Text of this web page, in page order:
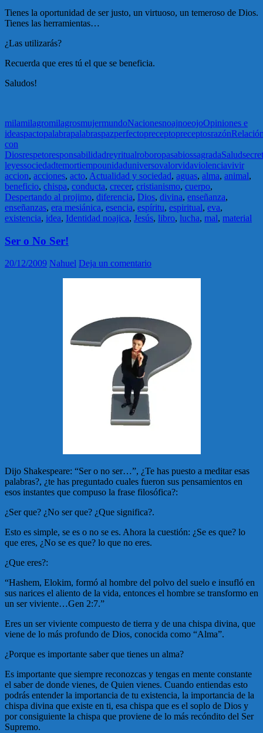
Tienes la oportunidad de ser justo, un virtuoso, un temeroso de Dios.
Tienes las herramientas…
¿Las utilizarás?
Recuerda que eres tú el que se beneficia.
Saludos!
milamilagromilagrosmujermundoNacionesnoajnoeojoOpiniones e
ideaspactopalabrapalabraspazperfectopreceptopreceptosrazón
con
DiosrespetoresponsabilidadreyritualroboropasabiossagradaSalud
leyessociedadtemortiempounidaduniversovalorvidaviolenciavivir
accion, acciones, acto, Actualidad y sociedad, aguas, alma, animal,
beneficio, chispa, conducta, crecer, cristianismo, cuerpo,
Despertando al projimo, diferencia, Dios, divina, enseñanza,
enseñanzas, era mesiánica, esencia, espíritu, espiritual, eva,
existencia, idea, Identidad noajica, Jesús, libro, lucha, mal, material
Ser o No Ser!
20/12/2009 Nahuel Deja un comentario
Dijo Shakespeare: “Ser o no ser…”, ¿Te has puesto a meditar esas
palabras?, ¿te has preguntado cuales fueron sus pensamientos en
esos instantes que compuso la frase filosófica?:
¿Ser que? ¿No ser que? ¿Que significa?.
Esto es simple, se es o no se es. Ahora la cuestión: ¿Se es que? lo
que eres, ¿No se es que? lo que no eres.
¿Que eres?:
“Hashem, Elokim, formó al hombre del polvo del suelo e insufló en
sus narices el aliento de la vida, entonces el hombre se transformo en
un ser viviente…Gen 2:7.”
Eres un ser viviente compuesto de tierra y de una chispa divina, que
viene de lo más profundo de Dios, conocida como “Alma”.
¿Porque es importante saber que tienes un alma?
Es importante que siempre reconozcas y tengas en mente constante
el saber de donde vienes, de Quien vienes. Cuando entiendas esto
podrás entender la importancia de tu existencia, la importancia de la
chispa divina que existe en ti, esa chispa que es el soplo de Dios y
por consiguiente la chispa que proviene de lo más recóndito del Ser
Supremo.